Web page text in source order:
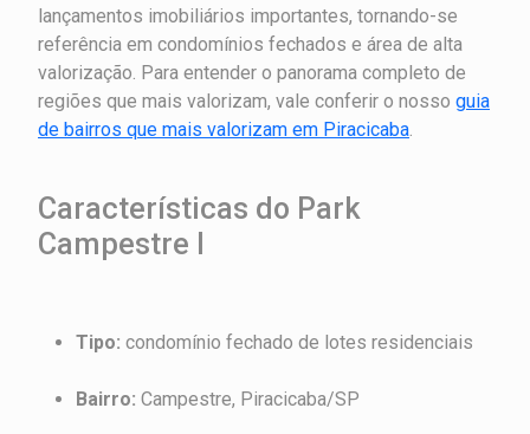
lançamentos imobiliários importantes, tornando-se
referência em condomínios fechados e área de alta
valorização. Para entender o panorama completo de
regiões que mais valorizam, vale conferir o nosso guia
de bairros que mais valorizam em Piracicaba.
Características do Park
Campestre I
Tipo: condomínio fechado de lotes residenciais
Bairro: Campestre, Piracicaba/SP